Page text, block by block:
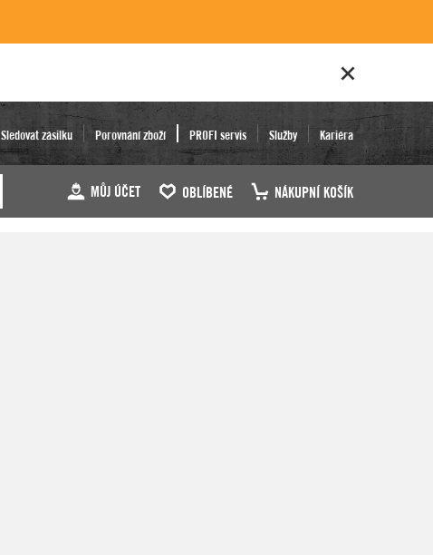
Sledovat zásilku Porovnání zboží PROFI servis Služby Kariéra
MŮJ ÚČET OBLÍBENÉ NÁKUPNÍ KOŠÍK